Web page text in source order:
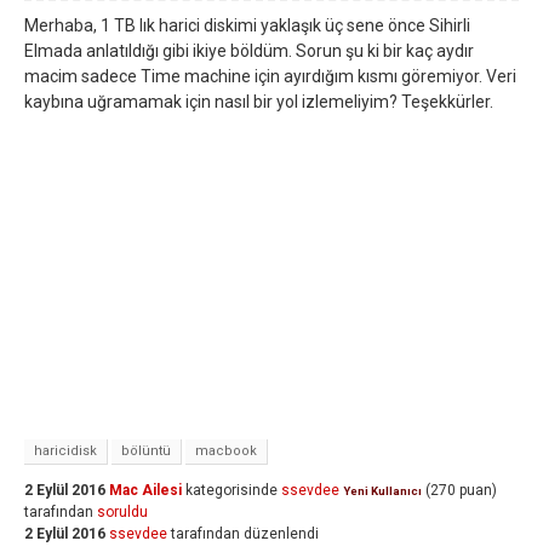
Merhaba, 1 TB lık harici diskimi yaklaşık üç sene önce Sihirli
Elmada anlatıldığı gibi ikiye böldüm. Sorun şu ki bir kaç aydır
macim sadece Time machine için ayırdığım kısmı göremiyor. Veri
kaybına uğramamak için nasıl bir yol izlemeliyim? Teşekkürler.
haricidisk bölüntü macbook
2 Eylül 2016 Mac Ailesi kategorisinde ssevdee Yeni Kullanıcı (270 puan)
tarafından soruldu
2 Eylül 2016 ssevdeetarafından düzenlendi